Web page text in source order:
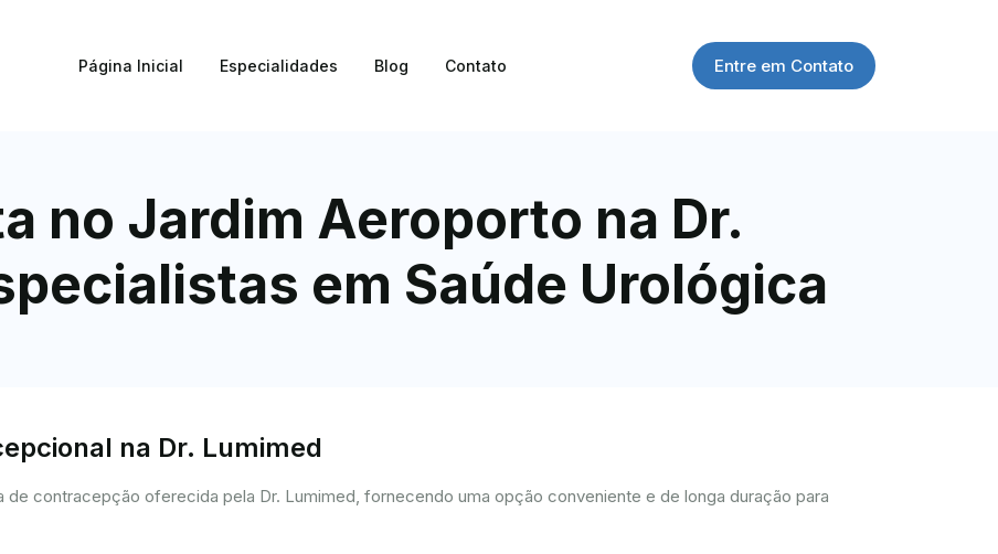
Página Inicial Especialidades Blog Contato Entre em Contato
no Jardim Aeroporto na Dr.
em Saúde Urológica
na Dr. Lumimed
contracepção oferecida pela Dr. Lumimed, fornecendo uma opção conveniente e de longa duração para